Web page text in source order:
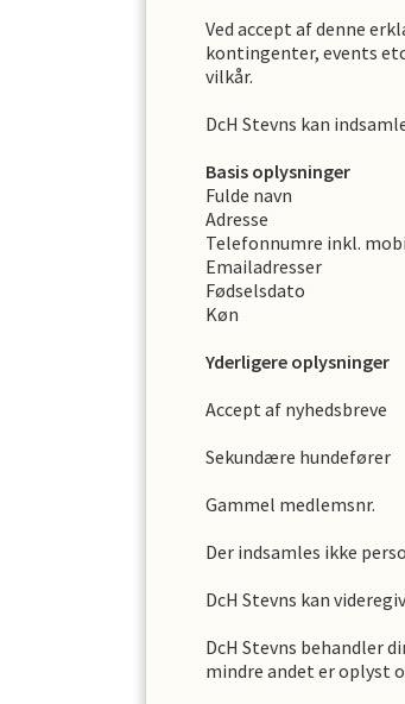
Ved accept af denne
kontingenter, events
vilkår.
DcH Stevns kan
Basis oplysninger
Fulde navn
Adresse
Telefonnumre inkl.
Emailadresser
Fødselsdato
Køn
Yderligere oplysninger
Accept af nyhedsbreve
Sekundære hundefører
Gammel medlemsnr.
Der indsamles ikke
DcH Stevns kan
DcH Stevns behandler
mindre andet er oplyst